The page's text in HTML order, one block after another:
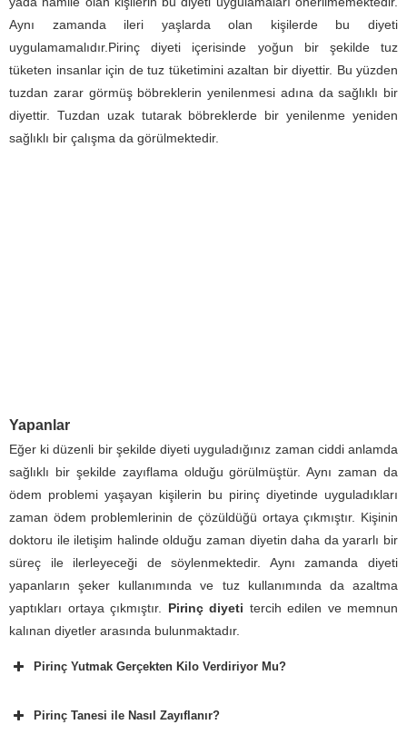
Aynı zamanda ileri yaşlarda olan kişilerde bu diyeti
uygulamamalıdır.Pirinç diyeti içerisinde yoğun bir şekilde tuz
tüketen insanlar için de tuz tüketimini azaltan bir diyettir. Bu yüzden
tuzdan zarar görmüş böbreklerin yenilenmesi adına da sağlıklı bir
diyettir. Tuzdan uzak tutarak böbreklerde bir yenilenme yeniden
sağlıklı bir çalışma da görülmektedir.
Yapanlar
Eğer ki düzenli bir şekilde diyeti uyguladığınız zaman ciddi anlamda
sağlıklı bir şekilde zayıflama olduğu görülmüştür. Aynı zaman da
ödem problemi yaşayan kişilerin bu pirinç diyetinde uyguladıkları
zaman ödem problemlerinin de çözüldüğü ortaya çıkmıştır. Kişinin
doktoru ile iletişim halinde olduğu zaman diyetin daha da yararlı bir
süreç ile ilerleyeceği de söylenmektedir. Aynı zamanda diyeti
yapanların şeker kullanımında ve tuz kullanımında da azaltma
yaptıkları ortaya çıkmıştır. Pirinç diyeti tercih edilen ve memnun
kalınan diyetler arasında bulunmaktadır.
Pirinç Yutmak Gerçekten Kilo Verdiriyor Mu?
Pirinç Tanesi ile Nasıl Zayıflanır?